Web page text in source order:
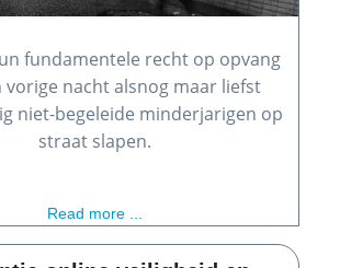
fundamentele recht op opvang
vorige nacht alsnog maar liefst
niet-begeleide minderjarigen op
straat slapen.
Read more ...